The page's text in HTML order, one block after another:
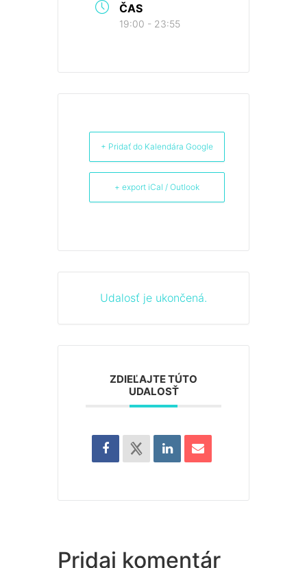
ČAS
19:00 - 23:55
+ Pridať do Kalendára Google
+ export iCal / Outlook
Udalosť je ukončená.
ZDIEĽAJTE TÚTO
UDALOSŤ
Pridaj komentár